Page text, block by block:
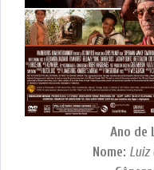
Ano de
Nome: Luiz